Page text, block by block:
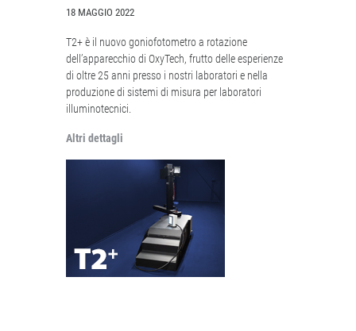
18 MAGGIO 2022
T2+ è il nuovo goniofotometro a rotazione
dell’apparecchio di OxyTech, frutto delle esperienze
di oltre 25 anni presso i nostri laboratori e nella
produzione di sistemi di misura per laboratori
illuminotecnici.
Altri dettagli